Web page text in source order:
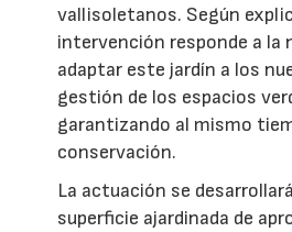
vallisoletanos. Según
intervención responde a la
adaptar este jardín a los
gestión de los espacios
garantizando al mismo
conservación.
La actuación se
superficie ajardinada de